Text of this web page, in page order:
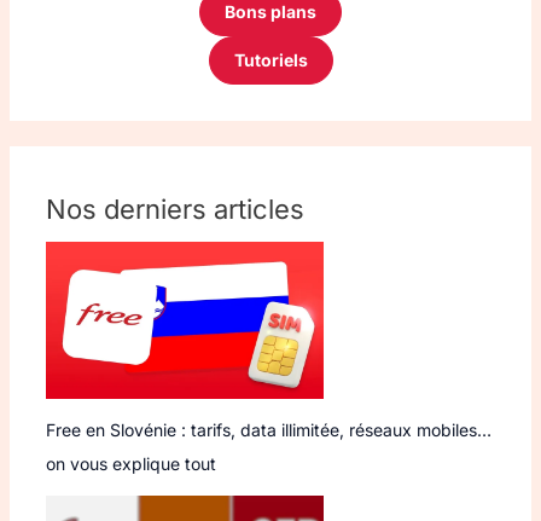
Bons plans
Tutoriels
Nos derniers articles
Free en Slovénie : tarifs, data illimitée, réseaux mobiles…
on vous explique tout